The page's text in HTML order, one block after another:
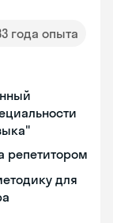
года опыта
репетитором
для